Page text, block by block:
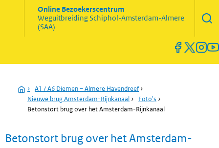
Online Bezoekerscentrum
WeguitbreidingSchiphol-Amsterdam-Almere
(SAA)
Home
› A1 / A6 Diemen – Almere Havendreef›
Nieuwe brug Amsterdam-Rijnkanaal › Foto's ›
Betonstort brug over het Amsterdam-Rijnkanaal
Betonstort brug over het Amsterdam-